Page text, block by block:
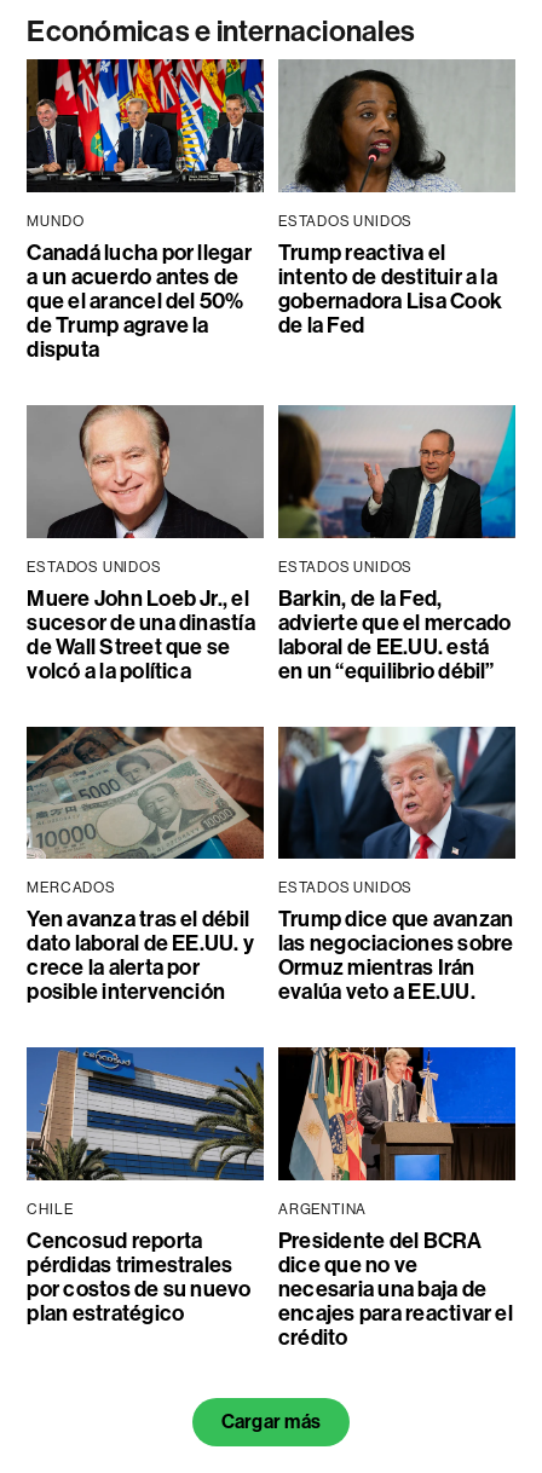
Económicas e internacionales
MUNDO
Canadá lucha por llegar
a un acuerdo antes de
que el arancel del 50%
de Trump agrave la
disputa
ESTADOS UNIDOS
Trump reactiva el
intento de destituir a la
gobernadora Lisa Cook
de la Fed
ESTADOS UNIDOS
Muere John Loeb Jr., el
sucesor de una dinastía
de Wall Street que se
volcó a la política
ESTADOS UNIDOS
Barkin, de la Fed,
advierte que el mercado
laboral de EE.UU. está
en un “equilibrio débil”
MERCADOS
Yen avanza tras el débil
dato laboral de EE.UU. y
crece la alerta por
posible intervención
ESTADOS UNIDOS
Trump dice que avanzan
las negociaciones sobre
Ormuz mientras Irán
evalúa veto a EE.UU.
CHILE
Cencosud reporta
pérdidas trimestrales
por costos de su nuevo
plan estratégico
ARGENTINA
Presidente del BCRA
dice que no ve
necesaria una baja de
encajes para reactivar el
crédito
Cargar más